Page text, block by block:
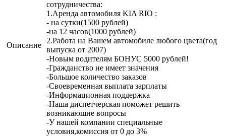
Описание
сотрудничества:
1.Аренда автомобиля KIA RIO :
- на сутки(1500 рублей)
-на 12 часов(1000 рублей)
2.Работа на Вашем автомобиле любого цвета(год
выпуска от 2007)
-Новым водителям БОНУС 5000 рублей!
-Гражданство не имеет значения
-Большое количество заказов
-Своевременная выплата зарплаты
-Информационная поддержка
-Наша диспетчерская поможет решить
возникающие вопросы
-У нашей компании специальные
условия,комиссия от 0 до 3%